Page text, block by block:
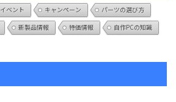
イベント キャンペーン
パーツの選び方
新製品情報 特価情報
自作PCの知識